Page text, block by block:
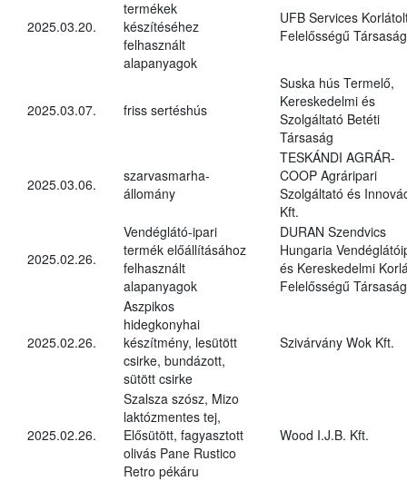
2025.03.20.
termékek
készítéséhez
felhasznált
alapanyagok
UFB Services
Felelősségű Társaság
2025.03.07. friss sertéshús
Suska hús Termelő,
Kereskedelmi és
Szolgáltató Betéti
Társaság
2025.03.06.
szarvasmarha-
állomány
TESKÁNDI AGRÁR-
COOP Agráripari
Szolgáltató és
Kft.
2025.02.26.
Vendéglátó-ipari
termék előállításához
felhasznált
alapanyagok
DURAN Szendvics
Hungaria
és Kereskedelmi
Felelősségű Társaság
2025.02.26.
Aszpikos
hidegkonyhai
készítmény, lesütött
csirke, bundázott,
sütött csirke
Szivárvány Wok Kft.
2025.02.26.
Szalsza szósz, Mizo
laktózmentes tej,
Elősütött, fagyasztott
olivás Pane Rustico
Retro pékáru
Wood I.J.B. Kft.